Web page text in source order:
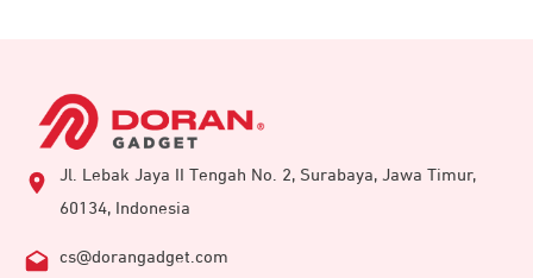
Jl. Lebak Jaya II Tengah No. 2, Surabaya, Jawa Timur,
60134, Indonesia
cs@dorangadget.com